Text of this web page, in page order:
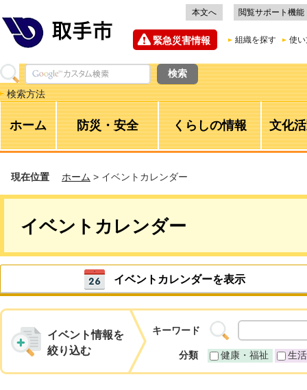
本文へ 閲覧サポート機能
緊急災害情報 組織を探す 使
検索方法
ホーム 防災・安全 くらしの情報 文化
現在位置 ホーム > イベントカレンダー
イベントカレンダー
イベントカレンダーを表示
イベント情報を
絞り込む
キーワード
分類 健康・福祉 生活